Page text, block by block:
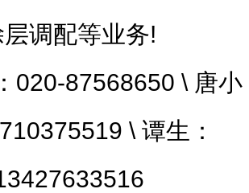
调配等业务!
020-87568650 \ 唐小
\ 谭生：